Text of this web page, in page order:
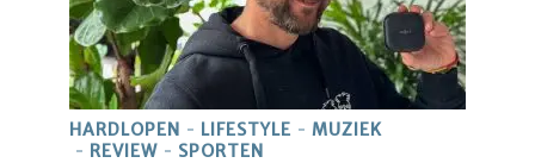
HARDLOPEN LIFESTYLE
MUZIEK
REVIEW
SPORTEN